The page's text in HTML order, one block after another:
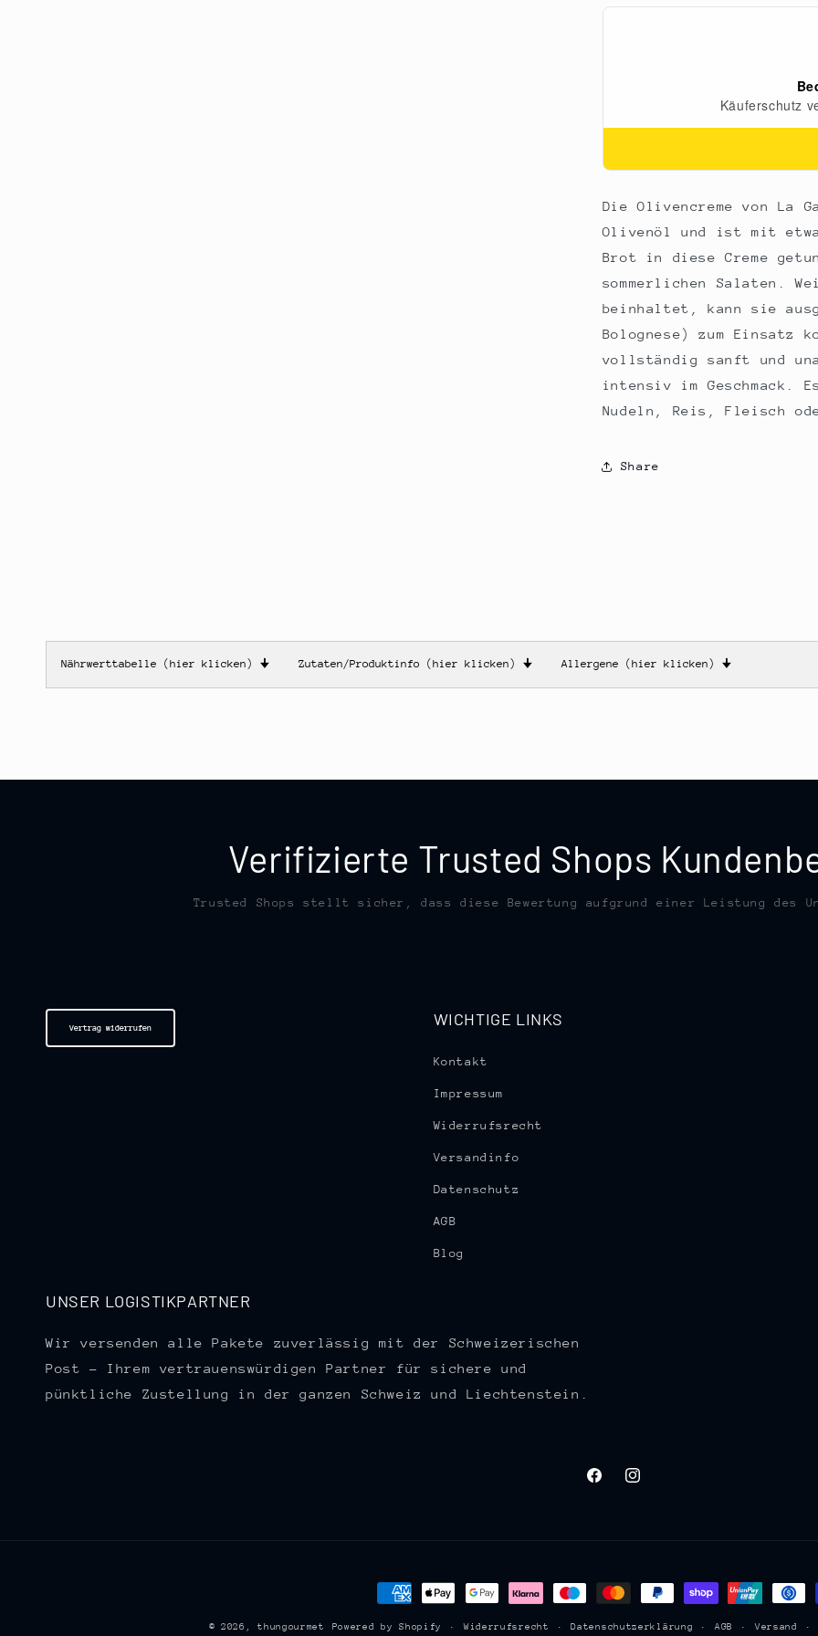
Die Olivencreme von La
Olivenöl und ist mit
Brot in diese Creme
sommerlichen Salaten.
beinhaltet, kann sie
Bolognese) zum Einsatz
vollständig sanft und
intensiv im Geschmack.
Nudeln, Reis, Fleisch
Share
Nährwerttabelle (hier klicken) 🠋 Zutaten/Produktinfo (hier klicken) 🠋 Allergene (hier klicken) 🠋
Verifizierte Trusted Shops
Trusted Shops stellt sicher, dass diese Bewertung aufgrund einer Leistung des
Vertrag widerrufen WICHTIGE LINKS
Kontakt
Impressum
Widerrufsrecht
Versandinfo
Datenschutz
AGB
Blog
UNSER LOGISTIKPARTNER
Wir versenden alle Pakete zuverlässig mit der Schweizerischen
Post – Ihrem vertrauenswürdigen Partner für sichere und
pünktliche Zustellung in der ganzen Schweiz und Liechtenstein.
FacebookInstagram
Zahlungsmethoden
© 2026,thungourmet Powered by Shopify Widerrufsrecht Datenschutzerklärung AGB Versand